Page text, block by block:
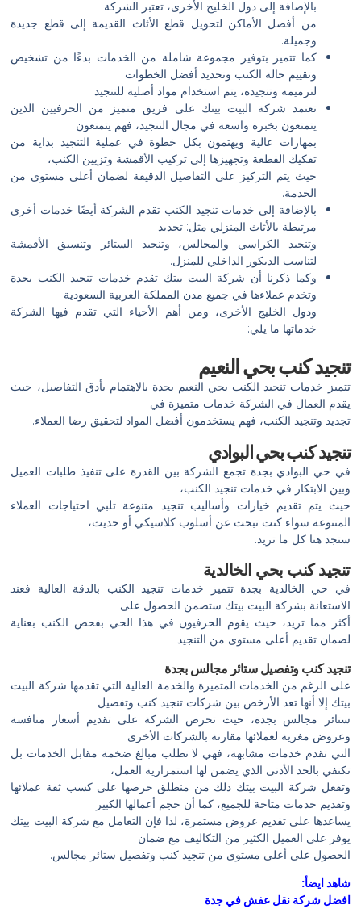
بالإضافة إلى دول الخليج الأخرى، تعتبر الشركة
من أفضل الأماكن لتحويل قطع الأثاث القديمة إلى قطع جديدة
وجميلة.
كما تتميز بتوفير مجموعة شاملة من الخدمات بدءًا من تشخيص
وتقييم حالة الكنب وتحديد أفضل الخطوات
لترميمه وتنجيده، يتم استخدام مواد أصلية للتنجيد.
تعتمد شركة البيت بيتك على فريق متميز من الحرفيين الذين
يتمتعون بخبرة واسعة في مجال التنجيد، فهم يتمتعون
بمهارات عالية ويهتمون بكل خطوة في عملية التنجيد بداية من
تفكيك القطعة وتجهيزها إلى تركيب الأقمشة وتزيين الكنب،
حيث يتم التركيز على التفاصيل الدقيقة لضمان أعلى مستوى من
الخدمة.
بالإضافة إلى خدمات تنجيد الكنب تقدم الشركة أيضًا خدمات أخرى
مرتبطة بالأثاث المنزلي مثل: تجديد
وتنجيد الكراسي والمجالس، وتنجيد الستائر وتنسيق الأقمشة
لتناسب الديكور الداخلي للمنزل.
وكما ذكرنا أن شركة البيت بيتك تقدم خدمات تنجيد الكنب بجدة
وتخدم عملاءها في جميع مدن المملكة العربية السعودية
ودول الخليج الأخرى، ومن أهم الأحياء التي تقدم فيها الشركة
خدماتها ما يلي:
تنجيد كنب بحي النعيم
تتميز خدمات تنجيد الكنب بحي النعيم بجدة بالاهتمام بأدق التفاصيل، حيث
يقدم العمال في الشركة خدمات متميزة في
تجديد وتنجيد الكنب، فهم يستخدمون أفضل المواد لتحقيق رضا العملاء.
تنجيد كنب بحي البوادي
في حي البوادي بجدة تجمع الشركة بين القدرة على تنفيذ طلبات العميل
وبين الابتكار في خدمات تنجيد الكنب،
حيث يتم تقديم خيارات وأساليب تنجيد متنوعة تلبي احتياجات العملاء
المتنوعة سواء كنت تبحث عن أسلوب كلاسيكي أو حديث،
ستجد هنا كل ما تريد.
تنجيد كنب بحي الخالدية
في حي الخالدية بجدة تتميز خدمات تنجيد الكنب بالدقة العالية فعند
الاستعانة بشركة البيت بيتك ستضمن الحصول على
أكثر مما تريد، حيث يقوم الحرفيون في هذا الحي بفحص الكنب بعناية
لضمان تقديم أعلى مستوى من التنجيد.
تنجيد كنب وتفصيل ستائر مجالس بجدة
على الرغم من الخدمات المتميزة والخدمة العالية التي تقدمها شركة البيت
بيتك إلا أنها تعد الأرخص بين شركات تنجيد كنب وتفصيل
ستائر مجالس بجدة، حيث تحرص الشركة على تقديم أسعار منافسة
وعروض مغرية لعملائها مقارنة بالشركات الأخرى
التي تقدم خدمات مشابهة، فهي لا تطلب مبالغ ضخمة مقابل الخدمات بل
تكتفي بالحد الأدنى الذي يضمن لها استمرارية العمل،
وتفعل شركة البيت بيتك ذلك من منطلق حرصها على كسب ثقة عملائها
وتقديم خدمات متاحة للجميع، كما أن حجم أعمالها الكبير
يساعدها على تقديم عروض مستمرة، لذا فإن التعامل مع شركة البيت بيتك
يوفر على العميل الكثير من التكاليف مع ضمان
الحصول على أعلى مستوى من تنجيد كنب وتفصيل ستائر مجالس.
شاهد ايضأ:
افضل شركة نقل عفش في جدة